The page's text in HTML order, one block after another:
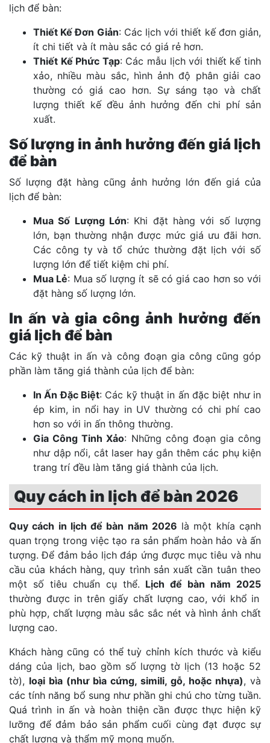
lịch để bàn:
Thiết Kế Đơn Giản: Các lịch với thiết kế đơn giản,
ít chi tiết và ít màu sắc có giá rẻ hơn.
Thiết Kế Phức Tạp: Các mẫu lịch với thiết kế tinh
xảo, nhiều màu sắc, hình ảnh độ phân giải cao
thường có giá cao hơn. Sự sáng tạo và chất
lượng thiết kế đều ảnh hưởng đến chi phí sản
xuất.
Số lượng in ảnh hưởng đến giá lịch
để bàn
Số lượng đặt hàng cũng ảnh hưởng lớn đến giá của
lịch để bàn:
Mua Số Lượng Lớn: Khi đặt hàng với số lượng
lớn, bạn thường nhận được mức giá ưu đãi hơn.
Các công ty và tổ chức thường đặt lịch với số
lượng lớn để tiết kiệm chi phí.
Mua Lẻ: Mua số lượng ít sẽ có giá cao hơn so với
đặt hàng số lượng lớn.
In ấn và gia công ảnh hưởng đến
giá lịch để bàn
Các kỹ thuật in ấn và công đoạn gia công cũng góp
phần làm tăng giá thành của lịch để bàn:
In Ấn Đặc Biệt: Các kỹ thuật in ấn đặc biệt như in
ép kim, in nổi hay in UV thường có chi phí cao
hơn so với in ấn thông thường.
Gia Công Tinh Xảo: Những công đoạn gia công
như dập nổi, cắt laser hay gắn thêm các phụ kiện
trang trí đều làm tăng giá thành của lịch.
Quy cách in lịch để bàn 2026
Quy cách in lịch để bàn năm 2026 là một khía cạnh
quan trọng trong việc tạo ra sản phẩm hoàn hảo và ấn
tượng. Để đảm bảo lịch đáp ứng được mục tiêu và nhu
cầu của khách hàng, quy trình sản xuất cần tuân theo
một số tiêu chuẩn cụ thể. Lịch để bàn năm 2025
thường được in trên giấy chất lượng cao, với khổ in
phù hợp, chất lượng màu sắc sắc nét và hình ảnh chất
lượng cao.
Khách hàng cũng có thể tuỳ chỉnh kích thước và kiểu
dáng của lịch, bao gồm số lượng tờ lịch (13 hoặc 52
tờ), loại bìa (như bìa cứng, simili, gỗ, hoặc nhựa), và
các tính năng bổ sung như phần ghi chú cho từng tuần.
Quá trình in ấn và hoàn thiện cần được thực hiện kỹ
lưỡng để đảm bảo sản phẩm cuối cùng đạt được sự
chất lượng và thẩm mỹ mong muốn.